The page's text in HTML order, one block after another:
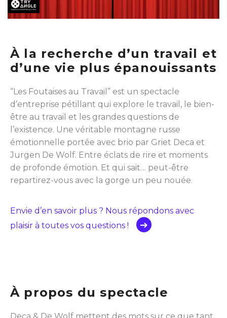
À la recherche d’un travail et
d’une vie plus épanouissants
“Les Foutaises au Travail” est un spectacle
d’entreprise pétillant qui explore le travail, le bien-
être au travail et les grandes questions de
l’existence. Une véritable montagne russe
émotionnelle portée avec brio par Griet Deca et
Jurgen De Wolf. Entre éclats de rire et moments
de profonde émotion. Et qui sait… peut-être
repartirez-vous avec la gorge un peu nouée.
Envie d’en savoir plus ? Nous répondons avec
plaisir à toutes vos questions !
À propos du spectacle
Deca & De Wolf mettent des mots sur ce que tant